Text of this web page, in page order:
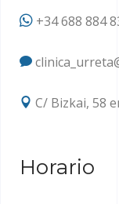
+34 688 884
C/ Bizkai, 58
Horario